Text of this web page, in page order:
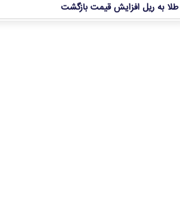
طلا به ریل افزایش قیمت بازگشت